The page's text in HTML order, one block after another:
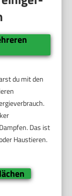
du mit den
Das ist
Haustieren.